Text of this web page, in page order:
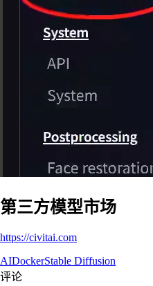
第三方模型市场
https://civitai.com
AIDockerStable Diffusion
评论